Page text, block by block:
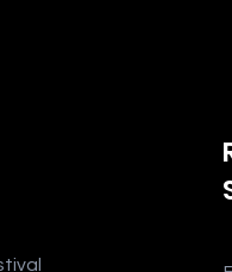
Part en